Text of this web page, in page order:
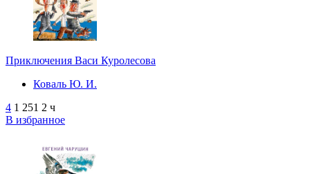
Приключения Васи Куролесова
Коваль Ю. И.
4 1 251 2 ч
В избранное